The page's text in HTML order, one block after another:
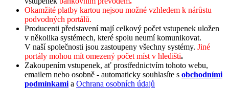
Okamžité platby kartou nejsou možné vzhledem k nárůstu
podvodných portálů.
Producenti představení mají celkový počet vstupenek uložen
v několika systémech, které spolu neumí komunikovat.
V naší společnosti jsou zastoupeny všechny systémy. Jiné
portály mohou mít omezený počet míst v hledišti.
Zakoupením vstupenek, ať prostřednictvím tohoto webu,
emailem nebo osobně - automaticky souhlasíte s obchodními
podmínkamia Ochrana osobních údajů